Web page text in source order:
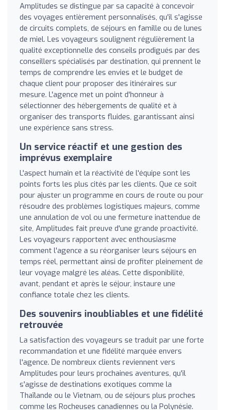
Amplitudes se distingue par sa capacité à concevoir
des voyages entièrement personnalisés, qu'il s'agisse
de circuits complets, de séjours en famille ou de lunes
de miel. Les voyageurs soulignent régulièrement la
qualité exceptionnelle des conseils prodigués par des
conseillers spécialisés par destination, qui prennent le
temps de comprendre les envies et le budget de
chaque client pour proposer des itinéraires sur
mesure. L'agence met un point d'honneur à
sélectionner des hébergements de qualité et à
organiser des transports fluides, garantissant ainsi
une expérience sans stress.
Un service réactif et une gestion des
imprévus exemplaire
L'aspect humain et la réactivité de l'équipe sont les
points forts les plus cités par les clients. Que ce soit
pour ajuster un programme en cours de route ou pour
résoudre des problèmes logistiques majeurs, comme
une annulation de vol ou une fermeture inattendue de
site, Amplitudes fait preuve d'une grande proactivité.
Les voyageurs rapportent avec enthousiasme
comment l'agence a su réorganiser leurs séjours en
temps réel, permettant ainsi de profiter pleinement de
leur voyage malgré les aléas. Cette disponibilité,
avant, pendant et après le séjour, instaure une
confiance totale chez les clients.
Des souvenirs inoubliables et une fidélité
retrouvée
La satisfaction des voyageurs se traduit par une forte
recommandation et une fidélité marquée envers
l'agence. De nombreux clients reviennent vers
Amplitudes pour leurs prochaines aventures, qu'il
s'agisse de destinations exotiques comme la
Thaïlande ou le Vietnam, ou de séjours plus proches
comme les Rocheuses canadiennes ou la Polynésie.